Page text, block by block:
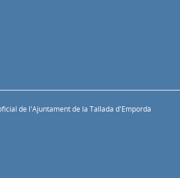
de l'Ajuntament de la Tallada d'Empordà